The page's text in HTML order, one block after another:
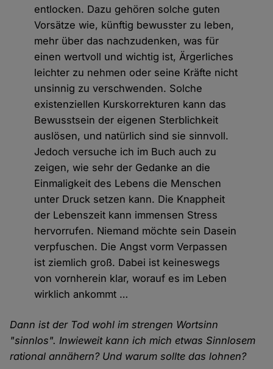
entlocken. Dazu gehören solche guten
Vorsätze wie, künftig bewusster zu leben,
mehr über das nachzudenken, was für
einen wertvoll und wichtig ist, Ärgerliches
leichter zu nehmen oder seine Kräfte nicht
unsinnig zu verschwenden. Solche
existenziellen Kurskorrekturen kann das
Bewusstsein der eigenen Sterblichkeit
auslösen, und natürlich sind sie sinnvoll.
Jedoch versuche ich im Buch auch zu
zeigen, wie sehr der Gedanke an die
Einmaligkeit des Lebens die Menschen
unter Druck setzen kann. Die Knappheit
der Lebenszeit kann immensen Stress
hervorrufen. Niemand möchte sein Dasein
verpfuschen. Die Angst vorm Verpassen
ist ziemlich groß. Dabei ist keineswegs
von vornherein klar, worauf es im Leben
wirklich ankommt …
Dann ist der Tod wohl im strengen Wortsinn
"sinnlos". Inwieweit kann ich mich etwas Sinnlosem
rational annähern? Und warum sollte das lohnen?